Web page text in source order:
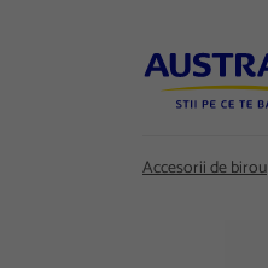
Accesorii de birou